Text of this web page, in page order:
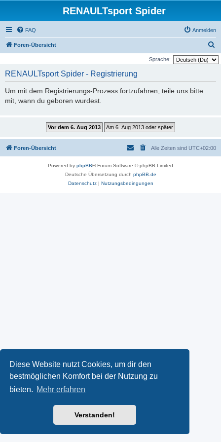
Diese Website nutzt Cookies, um dir den
bestmöglichen Komfort bei der Nutzung zu
bieten. Mehr erfahren
Verstanden!
RENAULTsport Spider
FAQ Anmelden
Foren-Übersicht
u
Sprache:
RENAULTsport Spider - Registrierung
Um mit dem Registrierungs-Prozess fortzufahren, teile uns bitte
mit, wann du geboren wurdest.
Foren-Übersicht Alle Zeiten sind UTC+02:00
Powered by phpBB® Forum Software © phpBB Limited
Deutsche Übersetzung durch phpBB.de
Datenschutz| Nutzungsbedingungen